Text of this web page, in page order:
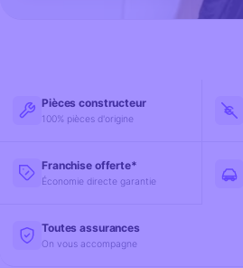
Pièces constructeur
100% pièces d'origine
Franchise offerte*
Économie directe garantie
Toutes assurances
On vous accompagne